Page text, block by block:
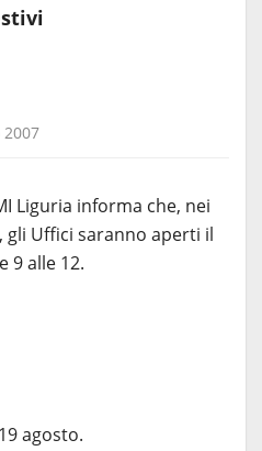
2007
Liguria informa che, nei
gli Uffici saranno aperti il
9 alle 12.
agosto.